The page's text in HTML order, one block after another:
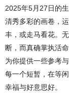
2025年5月27日的
清秀多彩的画卷，
丰，或走马看花。
断，而真确掌执活
为你提供一些参考
每一个短暂，在等
幸福与好意思好。